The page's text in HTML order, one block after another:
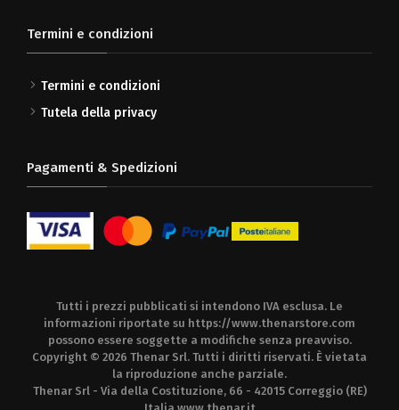
Termini e condizioni
Termini e condizioni
Tutela della privacy
Pagamenti & Spedizioni
Tutti i prezzi pubblicati si intendono IVA esclusa. Le
informazioni riportate su https://www.thenarstore.com
possono essere soggette a modifiche senza preavviso.
Copyright © 2026 Thenar Srl. Tutti i diritti riservati. È vietata
la riproduzione anche parziale.
Thenar Srl - Via della Costituzione, 66 - 42015 Correggio (RE)